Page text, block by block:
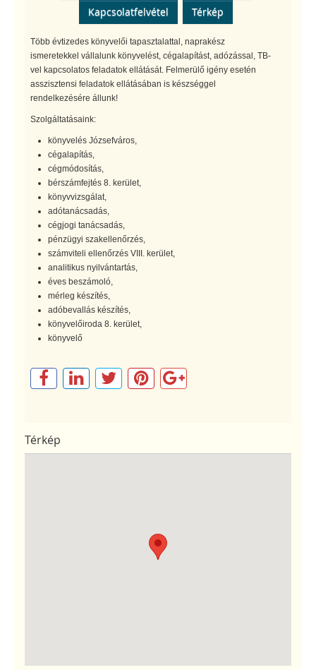
Kapcsolatfelvétel Térkép
Több évtizedes könyvelői tapasztalattal, naprakész
ismeretekkel vállalunk könyvelést, cégalapítást, adózással, TB-
vel kapcsolatos feladatok ellátását. Felmerülő igény esetén
asszisztensi feladatok ellátásában is készséggel
rendelkezésére állunk!
Szolgáltatásaink:
könyvelés Józsefváros,
cégalapítás,
cégmódosítás,
bérszámfejtés 8. kerület,
könyvvizsgálat,
adótanácsadás,
cégjogi tanácsadás,
pénzügyi szakellenőrzés,
számviteli ellenőrzés VIII. kerület,
analitikus nyilvántartás,
éves beszámoló,
mérleg készítés,
adóbevallás készítés,
könyvelőiroda 8. kerület,
könyvelő
Térkép